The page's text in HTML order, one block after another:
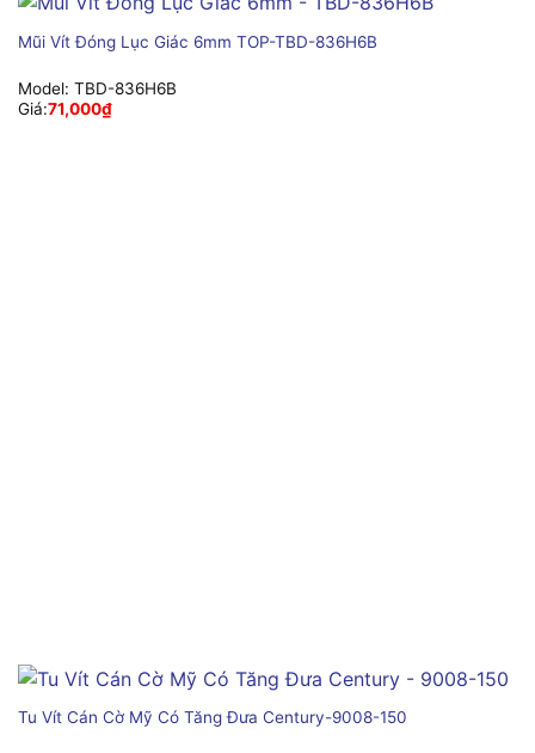
Mũi Vít Đóng Lục Giác 6mm TOP-TBD-836H6B
Model: TBD-836H6B
Giá:71,000₫
Tu Vít Cán Cờ Mỹ Có Tăng Đưa Century-9008-150